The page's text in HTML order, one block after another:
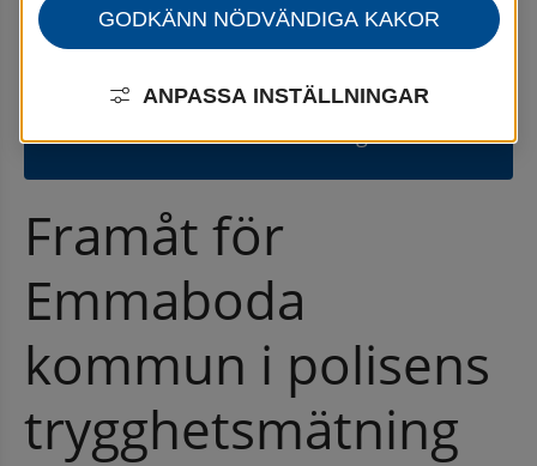
Gammal nyhet
november 2025
och är kanske inte aktuell längre.
⚠
Framåt för
Emmaboda
kommun i polisens
trygghetsmätning
GODKÄNN NÖDVÄNDIGA KAKOR
ANPASSA INSTÄLLNINGAR